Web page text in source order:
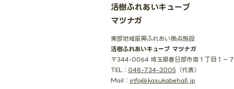
活樹ふれあいキューブ
マツナガ
東部地域振興ふれあい拠点施設
活樹ふれあいキューブ マツナガ
〒344-0064 埼玉県春日部市南１丁目１−７
TEL： 048-734-3005 （代表）
Mail： info@kasukabehall.jp